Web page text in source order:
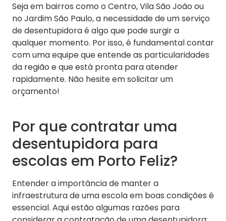
Seja em bairros como o Centro, Vila São João ou
no Jardim São Paulo, a necessidade de um serviço
de desentupidora é algo que pode surgir a
qualquer momento. Por isso, é fundamental contar
com uma equipe que entende as particularidades
da região e que está pronta para atender
rapidamente. Não hesite em solicitar um
orçamento!
Por que contratar uma
desentupidora para
escolas em Porto Feliz?
Entender a importância de manter a
infraestrutura de uma escola em boas condições é
essencial. Aqui estão algumas razões para